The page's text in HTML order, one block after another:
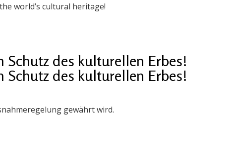
world’s cultural heritage!
Schutz des kulturellen Erbes!
Schutz des kulturellen Erbes!
gewährt wird.